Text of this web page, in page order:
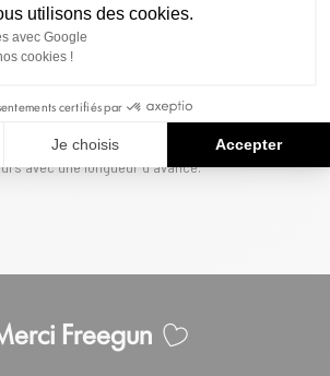
vêtements adaptés à une génération dynamique,
mouvement. Chaque collection célèbre la liberté
l'énergie et la confiance en soi.
la collection de shorts garçon Freegun
pour accompagner chaque journée avec confort,
Des shorts pensés pour les jeunes qui avancent
avec une longueur d'avance.
Freegun
utilisons des cookies.
avec Google
cookies !
certifiés par
Je choisis Accepter